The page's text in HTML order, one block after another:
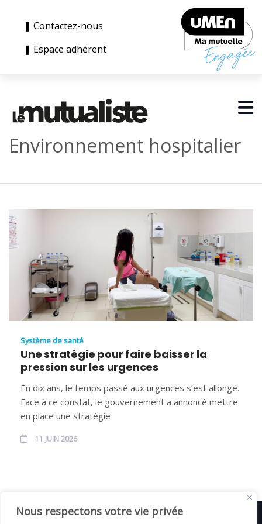
Nous respectons votre vie privée
❚ Contactez-nous
❚ Espace adhérent
Environnement hospitalier
Système de santé
Une stratégie pour faire baisser la
pression sur les urgences
En dix ans, le temps passé aux urgences s’est allongé.
Face à ce constat, le gouvernement a annoncé mettre
en place une stratégie
11 JUIN 2026